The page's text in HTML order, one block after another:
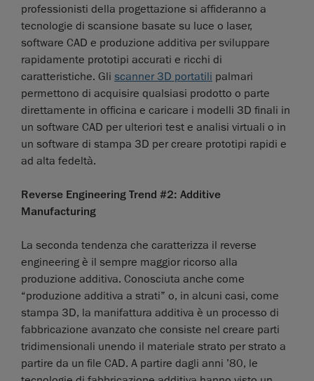
professionisti della progettazione si affideranno a
tecnologie di scansione basate su luce o laser,
software CAD e produzione additiva per sviluppare
rapidamente prototipi accurati e ricchi di
caratteristiche. Gli scanner 3D portatili palmari
permettono di acquisire qualsiasi prodotto o parte
direttamente in officina e caricare i modelli 3D finali in
un software CAD per ulteriori test e analisi virtuali o in
un software di stampa 3D per creare prototipi rapidi e
ad alta fedeltà.
Reverse Engineering Trend #2: Additive
Manufacturing
La seconda tendenza che caratterizza il reverse
engineering è il sempre maggior ricorso alla
produzione additiva. Conosciuta anche come
“produzione additiva a strati” o, in alcuni casi, come
stampa 3D, la manifattura additiva è un processo di
fabbricazione avanzato che consiste nel creare parti
tridimensionali unendo il materiale strato per strato a
partire da un file CAD. A partire dagli anni ’80, le